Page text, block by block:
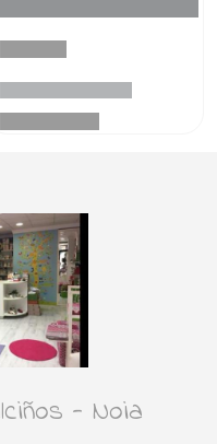
- Noia